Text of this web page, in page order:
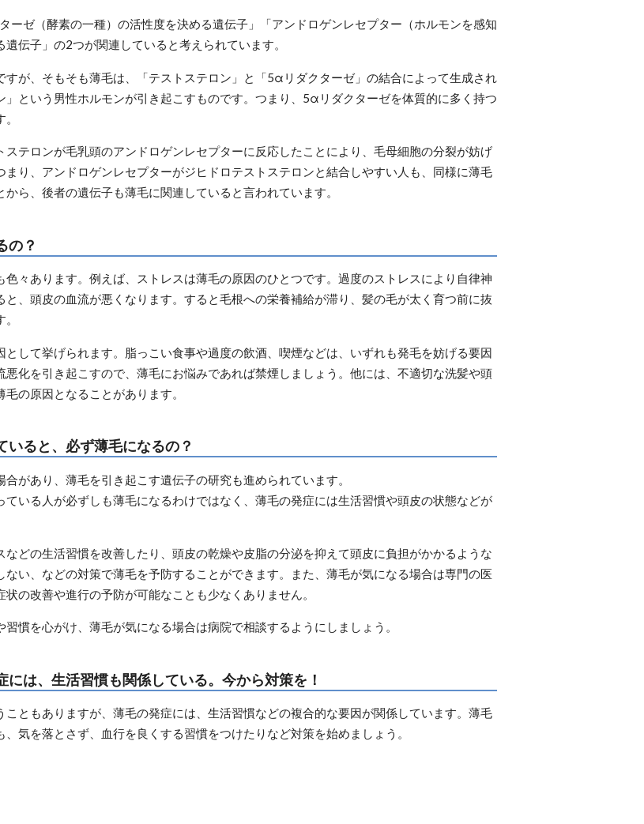
ーゼ（酵素の一種）の活性度を決める遺伝子」「アンドロゲンレセプター（ホルモンを感知
伝子」の2つが関連していると考えられています。
すが、そもそも薄毛は、「テストステロン」と「5αリダクターゼ」の結合によって生成され
」という男性ホルモンが引き起こすものです。つまり、5αリダクターゼを体質的に多く持つ
ステロンが毛乳頭のアンドロゲンレセプターに反応したことにより、毛母細胞の分裂が妨げ
まり、アンドロゲンレセプターがジヒドロテストステロンと結合しやすい人も、同様に薄毛
ら、後者の遺伝子も薄毛に関連していると言われています。
の？
色々あります。例えば、ストレスは薄毛の原因のひとつです。過度のストレスにより自律神
と、頭皮の血流が悪くなります。すると毛根への栄養補給が滞り、髪の毛が太く育つ前に抜
として挙げられます。脂っこい食事や過度の飲酒、喫煙などは、いずれも発毛を妨げる要因
悪化を引き起こすので、薄毛にお悩みであれば禁煙しましょう。他には、不適切な洗髪や頭
の原因となることがあります。
いると、必ず薄毛になるの？
があり、薄毛を引き起こす遺伝子の研究も進められています。
ている人が必ずしも薄毛になるわけではなく、薄毛の発症には生活習慣や頭皮の状態などが
などの生活習慣を改善したり、頭皮の乾燥や皮脂の分泌を抑えて頭皮に負担がかかるような
ない、などの対策で薄毛を予防することができます。また、薄毛が気になる場合は専門の医
の改善や進行の予防が可能なことも少なくありません。
慣を心がけ、薄毛が気になる場合は病院で相談するようにしましょう。
には、生活習慣も関係している。今から対策を！
こともありますが、薄毛の発症には、生活習慣などの複合的な要因が関係しています。薄毛
気を落とさず、血行を良くする習慣をつけたりなど対策を始めましょう。